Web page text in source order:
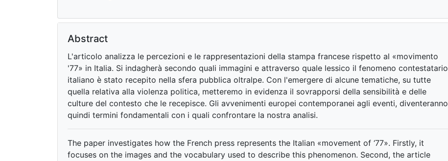
Abstract
L'articolo analizza le percezioni e le rappresentazioni della stampa francese rispetto al «movimento
'77» in Italia. Si indagherà secondo quali immagini e attraverso quale lessico il fenomeno contestatario
italiano è stato recepito nella sfera pubblica oltralpe. Con l'emergere di alcune tematiche, su tutte
quella relativa alla violenza politica, metteremo in evidenza il sovrapporsi della sensibilità e delle
culture del contesto che le recepisce. Gli avvenimenti europei contemporanei agli eventi, diventeranno
quindi termini fondamentali con i quali confrontare la nostra analisi.
The paper investigates how the French press represents the Italian «movement of ‘77». Firstly, it
focuses on the images and the vocabulary used to describe this phenomenon. Second, the article